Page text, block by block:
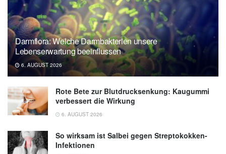
Darmflora: Welche Darmbakterien unsere
Lebenserwartung beeinflussen
6. AUGUST 2026
Rote Bete zur Blutdrucksenkung: Kaugummi
verbessert die Wirkung
6. AUGUST 2026
So wirksam ist Salbei gegen Streptokokken-
Infektionen